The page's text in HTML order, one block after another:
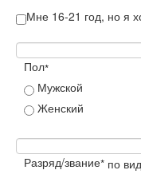
Мне 16-21 год, но я
Пол*
Мужской
Женский
Разряд/звание* по